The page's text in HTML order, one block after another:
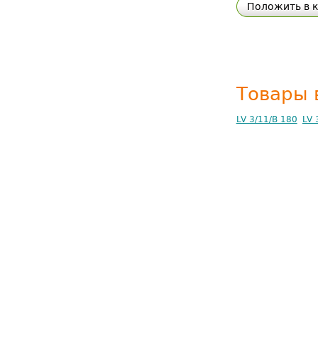
Положить в
Товары
LV 3/11/B 180 LV